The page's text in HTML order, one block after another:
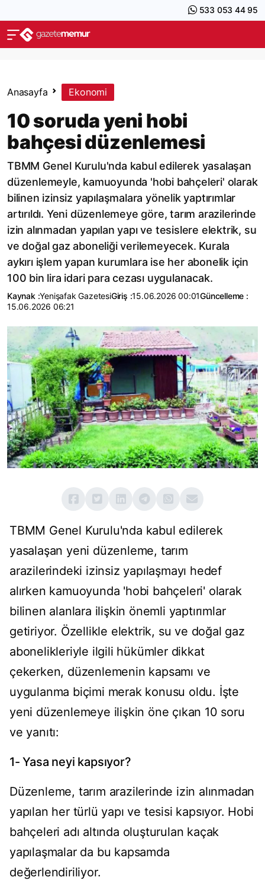
533 053 44 95
Anasayfa Ekonomi
10 soruda yeni hobi
bahçesi düzenlemesi
TBMM Genel Kurulu'nda kabul edilerek yasalaşan
düzenlemeyle, kamuoyunda 'hobi bahçeleri' olarak
bilinen izinsiz yapılaşmalara yönelik yaptırımlar
artırıldı. Yeni düzenlemeye göre, tarım arazilerinde
izin alınmadan yapılan yapı ve tesislere elektrik, su
ve doğal gaz aboneliği verilemeyecek. Kurala
aykırı işlem yapan kurumlara ise her abonelik için
100 bin lira idari para cezası uygulanacak.
Kaynak :Yenişafak GazetesiGiriş :15.06.2026 00:01Güncelleme :
15.06.2026 06:21
TBMM Genel Kurulu'nda kabul edilerek
yasalaşan yeni düzenleme, tarım
arazilerindeki izinsiz yapılaşmayı hedef
alırken kamuoyunda 'hobi bahçeleri' olarak
bilinen alanlara ilişkin önemli yaptırımlar
getiriyor. Özellikle elektrik, su ve doğal gaz
abonelikleriyle ilgili hükümler dikkat
çekerken, düzenlemenin kapsamı ve
uygulanma biçimi merak konusu oldu. İşte
yeni düzenlemeye ilişkin öne çıkan 10 soru
ve yanıtı:
1- Yasa neyi kapsıyor?
Düzenleme, tarım arazilerinde izin alınmadan
yapılan her türlü yapı ve tesisi kapsıyor. Hobi
bahçeleri adı altında oluşturulan kaçak
yapılaşmalar da bu kapsamda
değerlendiriliyor.